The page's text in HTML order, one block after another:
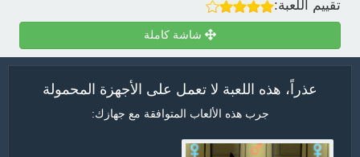
تقييم اللعبة:
شاشة كاملة
عذراً، هذه اللعبة لا تعمل على الأجهزة المحمولة
جرب هذه الألعاب المتوافقة مع جهازك: